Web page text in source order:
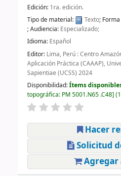
Edición: 1ra. edición.
Tipo de material:
Texto;
; Audiencia: Especializado;
Idioma: Español
Editor: Lima, Perú : Centro
Aplicación Práctica (CAAAP),
Sapientiae (UCSS) 2024
Disponibilidad:Ítems
topográfica: PM 5001.N65 .C48
Hacer
Solicitud
Agregar